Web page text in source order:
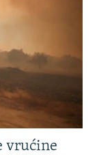
vrućine